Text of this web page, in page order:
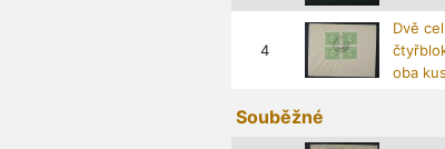
4
Dvě
oba
Souběžné